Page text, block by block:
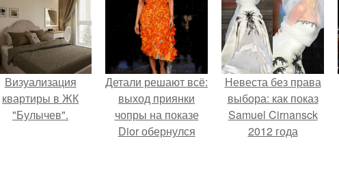
Визуализация
квартиры в ЖК
"Булычев".
Детали решают всё:
выход приянки
чопры на показе
Dior обернулся
Невеста без права
выбора: как показ
Samuel Cirnansck
2012 года